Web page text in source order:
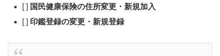
[ ] 国民健康保険の住所変更・新規加入
[ ] 印鑑登録の変更・新規登録